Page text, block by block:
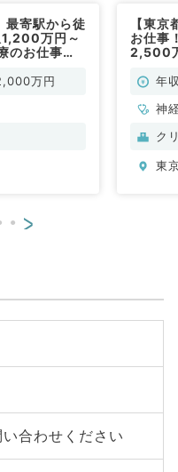
最寄駅から徒
万円～
お仕事で
万円
【東
お仕事
2,500
年
神
循
科
ク
東
>
合わせください